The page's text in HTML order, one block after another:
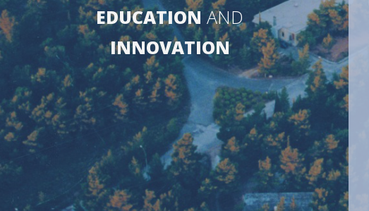
EDUCATION AND
INNOVATION